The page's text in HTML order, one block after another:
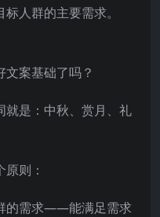
人群的主要需求。
就是：中秋、赏月、礼
则：
的需求——能满足需求